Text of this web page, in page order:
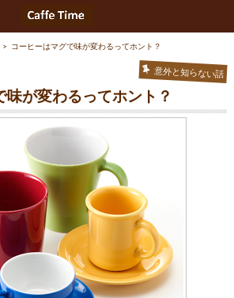
コーヒーはマグで味が変わるってホント？
意外と知らない話
味が変わるってホント？